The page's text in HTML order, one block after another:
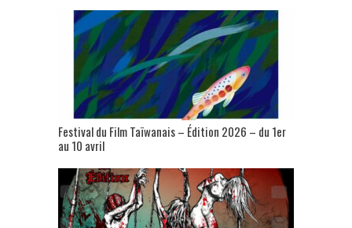
Festival du Film Taïwanais – Édition 2026 – du 1er
au 10 avril